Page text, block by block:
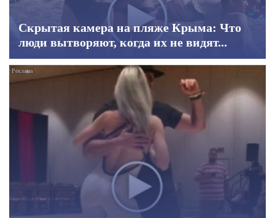
Скрытая камера на пляже Крыма: Что
люди вытворяют, когда их не видят...